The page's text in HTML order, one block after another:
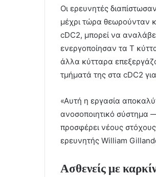
Οι ερευνητές
μέχρι τώρα θεωρούνταν
cDC2, μπορεί να
ενεργοποίησαν τα Τ
άλλα κύτταρα
τμήματά της στα cDC2
«Αυτή η εργασία
ανοσοποιητικό σύστημα
προσφέρει νέους
ερευνητής William
Ασθενείς με